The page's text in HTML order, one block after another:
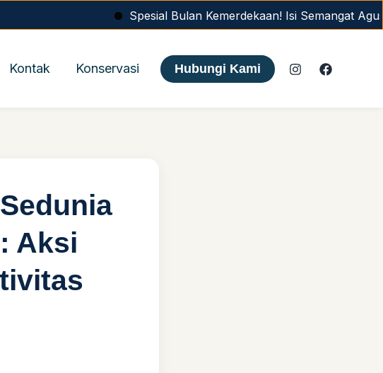
Spesial Bulan Kemerdekaan! Isi Semangat Agustus
Kontak Konservasi Hubungi Kami
Aksi